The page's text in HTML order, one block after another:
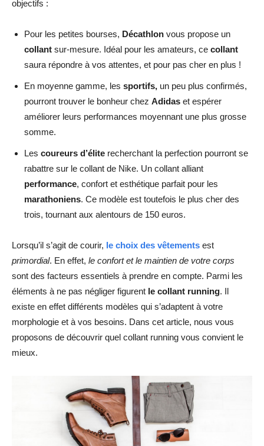
objectifs :
Pour les petites bourses, Décathlon vous propose un
collant sur-mesure. Idéal pour les amateurs, ce collant
saura répondre à vos attentes, et pour pas cher en plus !
En moyenne gamme, les sportifs, un peu plus confirmés,
pourront trouver le bonheur chez Adidas et espérer
améliorer leurs performances moyennant une plus grosse
somme.
Les coureurs d’élite recherchant la perfection pourront se
rabattre sur le collant de Nike. Un collant alliant
performance, confort et esthétique parfait pour les
marathoniens. Ce modèle est toutefois le plus cher des
trois, tournant aux alentours de 150 euros.
Lorsqu’il s’agit de courir, le choix des vêtements est
primordial. En effet, le confort et le maintien de votre corps
sont des facteurs essentiels à prendre en compte. Parmi les
éléments à ne pas négliger figurent le collant running. Il
existe en effet différents modèles qui s’adaptent à votre
morphologie et à vos besoins. Dans cet article, nous vous
proposons de découvrir quel collant running vous convient le
mieux.